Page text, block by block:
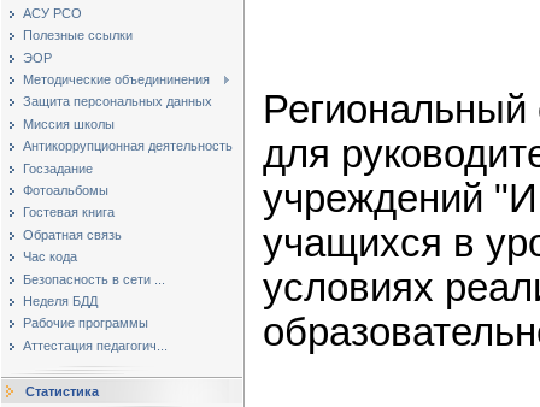
АСУ РСО
Полезные ссылки
ЭОР
Методические объедининения
Защита персональных данных
Миссия школы
Антикоррупционная деятельность
Госзадание
Фотоальбомы
Гостевая книга
Обратная связь
Час кода
Безопасность в сети ...
Неделя БДД
Рабочие программы
Аттестация педагогич...
Статистика
для
учреждений
учащихся в
условиях